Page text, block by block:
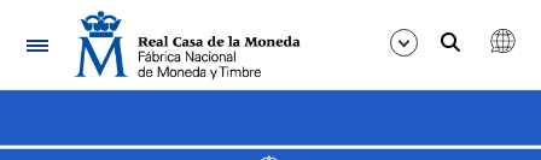
Navegación